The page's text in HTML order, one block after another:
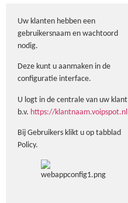
Uw klanten hebben een
gebruikersnaam en wachtoord
nodig.
Deze kunt u aanmaken in de
configuratie interface.
U logt in de centrale van uw klant
b.v. https://klantnaam.voipspot.nl
Bij Gebruikers klikt u op tabblad
Policy.